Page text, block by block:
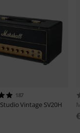
187
Studio Vintage SV20H